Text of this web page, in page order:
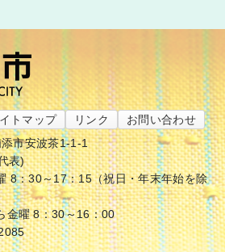
トマップ リンク
お問い合わせ
市安波茶1-1-1
表)
8：30～17：15（祝日・年末年始を除
金曜 8：30～16：00